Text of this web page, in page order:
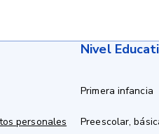
personales
Nivel
Primera infancia
Preescolar,